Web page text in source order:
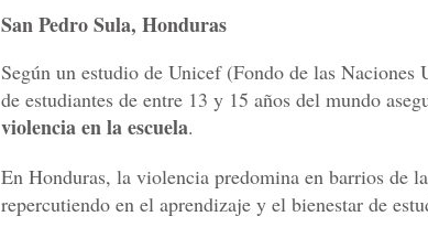
San Pedro Sula, Honduras
Según un estudio de Unicef (Fondo de las
de estudiantes de entre 13 y 15 años del mundo
violencia en la escuela.
En Honduras, la violencia predomina en barrios de
repercutiendo en el aprendizaje y el bienestar de